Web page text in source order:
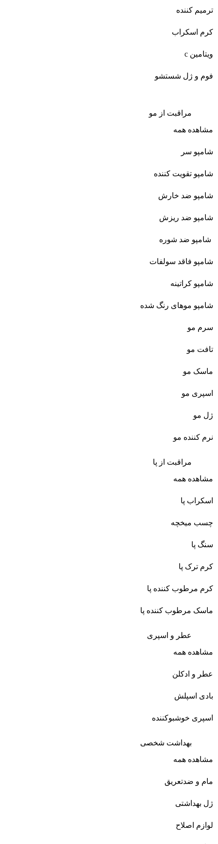
ترمیم کننده
کرم اسکراب
ویتامین c
فوم و ژل شستشو
مراقبت از مو
مشاهده همه
شامپو سر
شامپو تقویت کننده
شامپو ضد خارش
شامپو ضد ریزش
شامپو ضد شوره
شامپو فاقد سولفات
شامپو کراتینه
شامپو موهای رنگ شده
سرم مو
تافت مو
ماسک مو
اسپری مو
ژل مو
نرم کننده مو
مراقبت از پا
مشاهده همه
اسکراب پا
چسب میخچه
سنگ پا
کرم ترک پا
کرم مرطوب کننده پا
ماسک مرطوب کننده پا
عطر و اسپری
مشاهده همه
عطر و ادکلن
بادی اسپلش
اسپری خوشبوکننده
بهداشت شخصی
مشاهده همه
مام و ضدتعریق
ژل بهداشتی
لوازم اصلاح